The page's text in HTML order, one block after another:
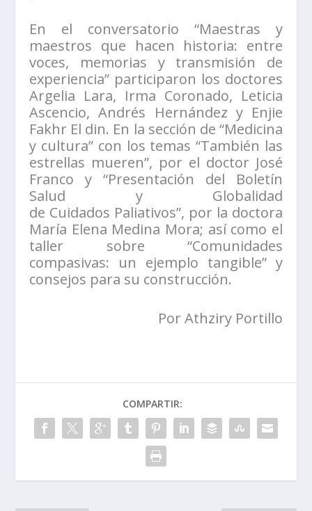
En el conversatorio “Maestras y
maestros que hacen historia: entre
voces, memorias y transmisión de
experiencia” participaron los doctores
Argelia Lara, Irma Coronado, Leticia
Ascencio, Andrés Hernández y Enjie
Fakhr El din. En la sección de “Medicina
y cultura” con los temas “También las
estrellas mueren”, por el doctor José
Franco y “Presentación del Boletín
Salud y Globalidad
de Cuidados Paliativos”, por la doctora
María Elena Medina Mora; así como el
taller sobre “Comunidades
compasivas: un ejemplo tangible” y
consejos para su construcción.
Por Athziry Portillo
COMPARTIR: